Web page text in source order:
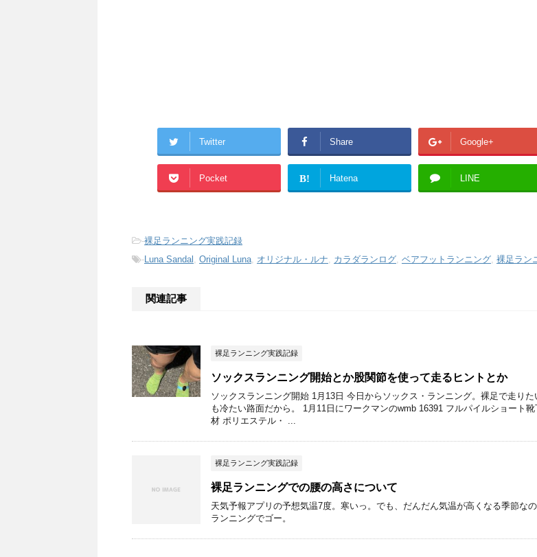
Twitter Share Google+
Pocket B! Hatena LINE
-裸足ランニング実践記録
-Luna Sandal , Original Luna, オリジナル・ルナ, カラダランログ, ベアフットランニング, 裸足ラン
関連記事
裸足ランニング実践記録
ソックスランニング開始とか股関節を使って走るヒントとか
ソックスランニング開始 1月13日 今日からソックス・ランニング。裸足で走りた
も冷たい路面だから。 1月11日にワークマンのwmb 16391 フルパイルショート
材 ポリエステル・ ...
裸足ランニング実践記録
裸足ランニングでの腰の高さについて
天気予報アプリの予想気温7度。寒いっ。でも、だんだん気温が高くなる季節な
ランニングでゴー。